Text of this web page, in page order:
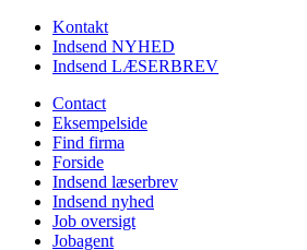
Kontakt
Indsend NYHED
Indsend LÆSERBREV
Contact
Eksempelside
Find firma
Forside
Indsend læserbrev
Indsend nyhed
Job oversigt
Jobagent